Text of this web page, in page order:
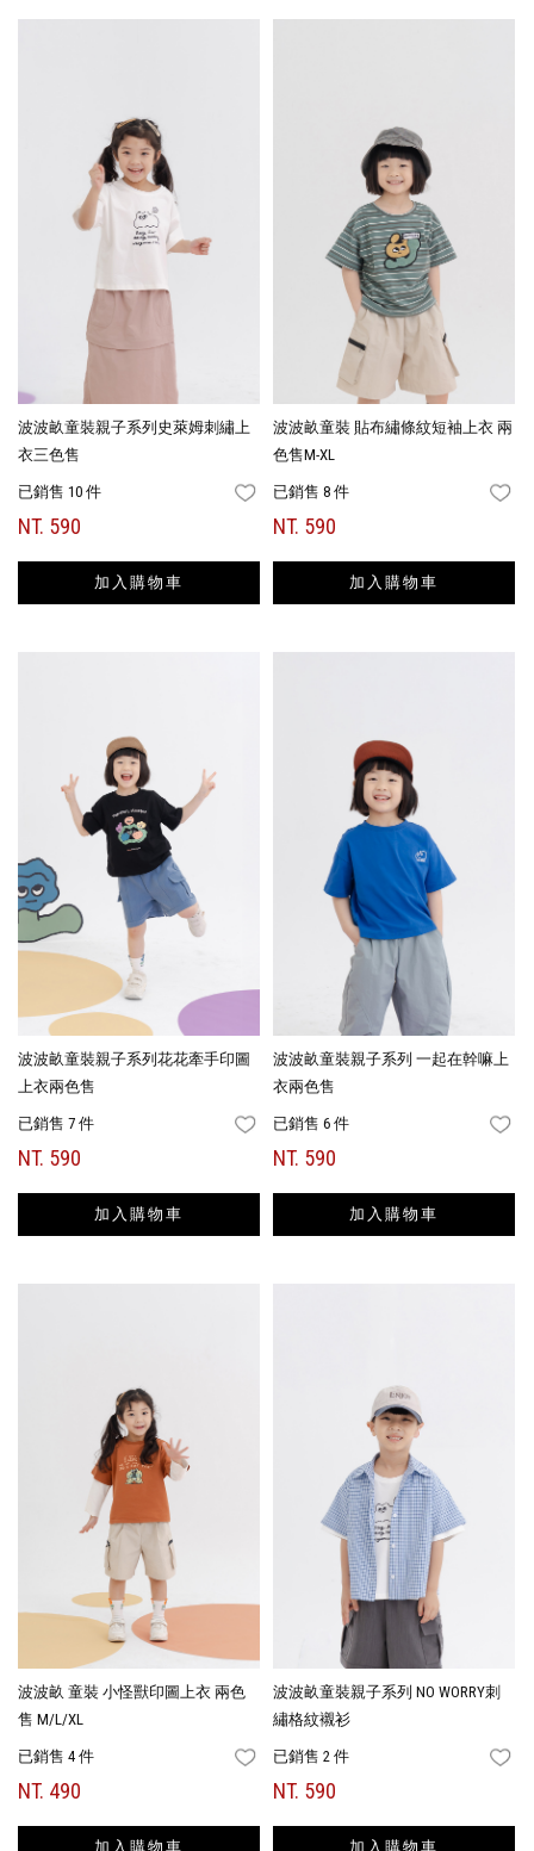
波波畝童裝親子系列史萊姆刺繡上
衣三色售
已銷售 10 件 FAVORITES
NT. 590
加入購物車
波波畝童裝 貼布繡條紋短袖上衣 兩
色售M-XL
已銷售 8 件
NT. 590
加入購物車
波波畝童裝親子系列花花牽手印圖
上衣兩色售
已銷售 7 件 FAVORITES
NT. 590
加入購物車
波波畝童裝親子系列 一起在幹嘛上
衣兩色售
已銷售 6 件
NT. 590
加入購物車
波波畝 童裝 小怪獸印圖上衣 兩色
售 M/L/XL
已銷售 4 件 FAVORITES
NT. 490
加入購物車
波波畝童裝親子系列 NO WORRY刺
繡格紋襯衫
已銷售 2 件
NT. 590
加入購物車